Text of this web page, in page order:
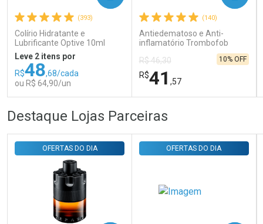
Comprar sem Desconto
Por R$ 29,30/cada
Comprar sem Desconto
Por R$ 29,30/cada
(393)
Colírio Hidratante e
Lubrificante Optive 10ml
Leve 2 itens por
R$48,68/cada
ou R$ 64,90/un
FECHAR
Laboratório
FECHAR
Por Menos
(140)
Antiedematoso e Anti-
inflamatório Trombofob
R$ 46,30
R$41 ,57
10% OFF
Por Menos
Destaque Lojas Parceiras
OFERTAS DO DIA OFERTAS DO DIA